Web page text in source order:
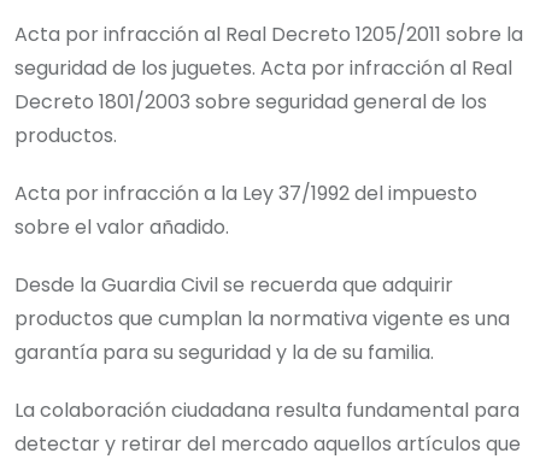
Acta por infracción al Real Decreto 1205/2011 sobre la
seguridad de los juguetes. Acta por infracción al Real
Decreto 1801/2003 sobre seguridad general de los
productos.
Acta por infracción a la Ley 37/1992 del impuesto
sobre el valor añadido.
Desde la Guardia Civil se recuerda que adquirir
productos que cumplan la normativa vigente es una
garantía para su seguridad y la de su familia.
La colaboración ciudadana resulta fundamental para
detectar y retirar del mercado aquellos artículos que